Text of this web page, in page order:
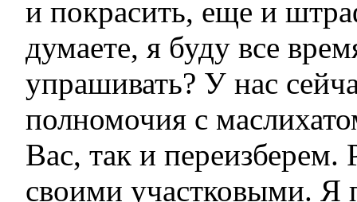
и покрасить, еще и
думаете, я буду все
упрашивать? У нас
полномочия с
Вас, так и переизберем.
своими участковыми. Я